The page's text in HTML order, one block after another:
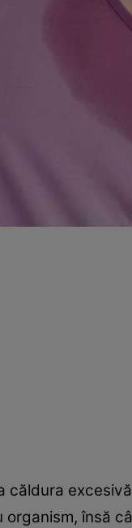
căldura
însă